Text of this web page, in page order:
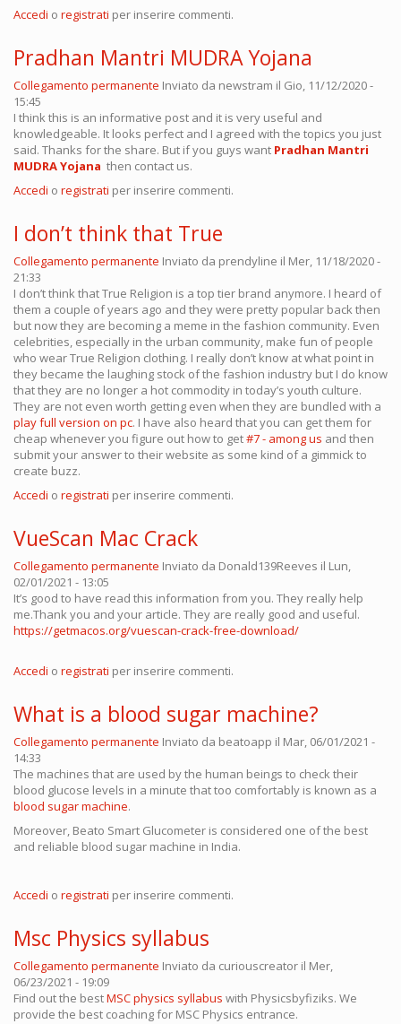
Accedi o registrati per inserire commenti.
Pradhan Mantri MUDRA Yojana
Collegamento permanente Inviato da newstram il Gio, 11/12/2020 -
15:45
I think this is an informative post and it is very useful and
knowledgeable. It looks perfect and I agreed with the topics you just
said. Thanks for the share. But if you guys want Pradhan Mantri
MUDRA Yojana then contact us.
Accedi o registrati per inserire commenti.
I don’t think that True
Collegamento permanente Inviato da prendyline il Mer, 11/18/2020 -
21:33
I don’t think that True Religion is a top tier brand anymore. I heard of
them a couple of years ago and they were pretty popular back then
but now they are becoming a meme in the fashion community. Even
celebrities, especially in the urban community, make fun of people
who wear True Religion clothing. I really don’t know at what point in
they became the laughing stock of the fashion industry but I do know
that they are no longer a hot commodity in today’s youth culture.
They are not even worth getting even when they are bundled with a
play full version on pc. I have also heard that you can get them for
cheap whenever you figure out how to get#7 - among us and then
submit your answer to their website as some kind of a gimmick to
create buzz.
Accedi o registrati per inserire commenti.
VueScan Mac Crack
Collegamento permanente Inviato da Donald139Reeves il Lun,
02/01/2021 - 13:05
It’s good to have read this information from you. They really help
me.Thank you and your article. They are really good and useful.
https://getmacos.org/vuescan-crack-free-download/
Accedi o registrati per inserire commenti.
What is a blood sugar machine?
Collegamento permanente Inviato da beatoapp il Mar, 06/01/2021 -
14:33
The machines that are used by the human beings to check their
blood glucose levels in a minute that too comfortably is known as a
blood sugar machine.
Moreover, Beato Smart Glucometer is considered one of the best
and reliable blood sugar machine in India.
Accedi o registrati per inserire commenti.
Msc Physics syllabus
Collegamento permanente Inviato da curiouscreator il Mer,
06/23/2021 - 19:09
Find out the bestMSC physics syllabus with Physicsbyfiziks. We
provide the best coaching for MSC Physics entrance.